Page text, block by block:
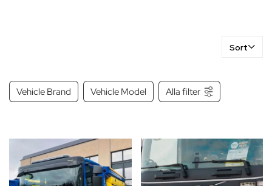
Sort
Vehicle Brand Vehicle Model Alla filter